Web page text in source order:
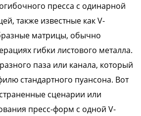
пресса с одинарной
также известные как V-
матрицы, обычно
гибки листового металла.
паза или канала, который
стандартного пуансона. Вот
сценарии или
пресс-форм с одной V-